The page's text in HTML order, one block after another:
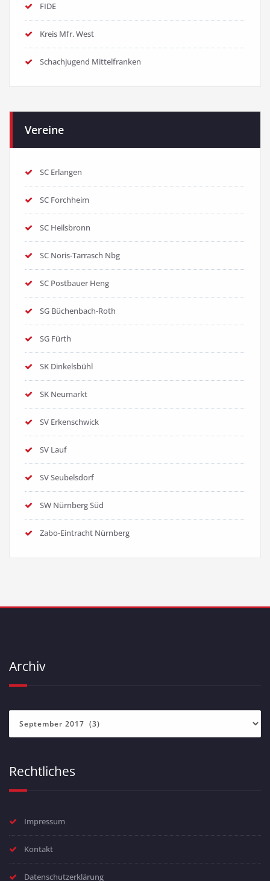
FIDE
Kreis Mfr. West
Schachjugend Mittelfranken
Vereine
SC Erlangen
SC Forchheim
SC Heilsbronn
SC Noris-Tarrasch Nbg
SC Postbauer Heng
SG Büchenbach-Roth
SG Fürth
SK Dinkelsbühl
SK Neumarkt
SV Erkenschwick
SV Lauf
SV Seubelsdorf
SW Nürnberg Süd
Zabo-Eintracht Nürnberg
Archiv
Rechtliches
Impressum
Kontakt
Datenschutzerklärung